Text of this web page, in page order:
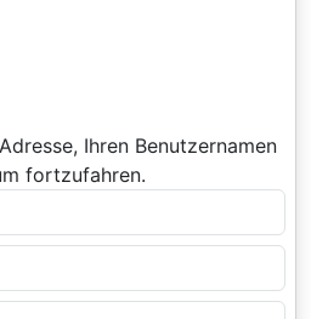
Ihren Benutzernamen
fortzufahren.